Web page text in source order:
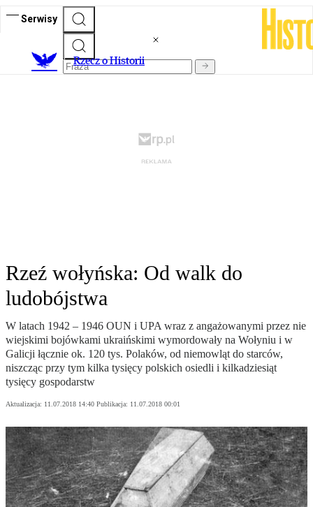
Serwisy
Rzecz o Historii
Rzeź wołyńska: Od walk do
ludobójstwa
W latach 1942 – 1946 OUN i UPA wraz z angażowanymi przez nie
wiejskimi bojówkami ukraińskimi wymordowały na Wołyniu i w
Galicji łącznie ok. 120 tys. Polaków, od niemowląt do starców,
niszcząc przy tym kilka tysięcy polskich osiedli i kilkadziesiąt
tysięcy gospodarstw
Aktualizacja: 11.07.2018 14:40 Publikacja: 11.07.2018 00:01